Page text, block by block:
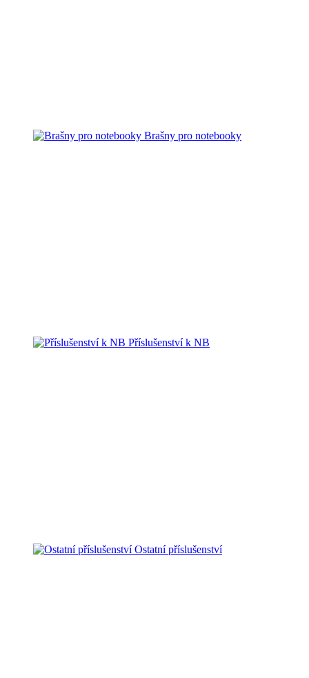
Brašny pro notebooky
Příslušenství k NB
Ostatní příslušenství